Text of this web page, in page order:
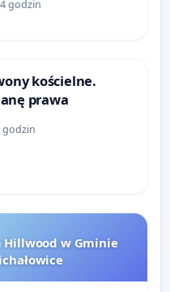
Dziecka w
godzin
kościelne.
prawa
godzin
Hillwood w Gminie